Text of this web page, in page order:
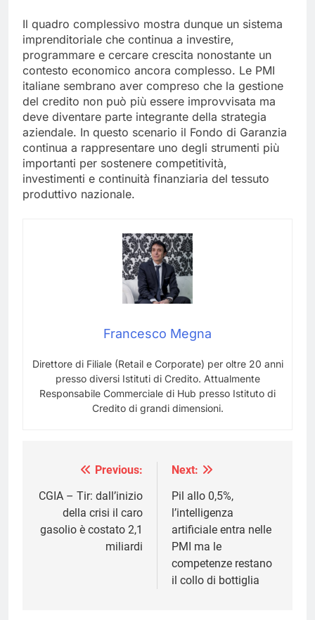
Il quadro complessivo mostra dunque un sistema
imprenditoriale che continua a investire,
programmare e cercare crescita nonostante un
contesto economico ancora complesso. Le PMI
italiane sembrano aver compreso che la gestione
del credito non può più essere improvvisata ma
deve diventare parte integrante della strategia
aziendale. In questo scenario il Fondo di Garanzia
continua a rappresentare uno degli strumenti più
importanti per sostenere competitività,
investimenti e continuità finanziaria del tessuto
produttivo nazionale.
Francesco Megna
Direttore di Filiale (Retail e Corporate) per oltre 20 anni
presso diversi Istituti di Credito. Attualmente
Responsabile Commerciale di Hub presso Istituto di
Credito di grandi dimensioni.
Navigazione
articoli
Previous:
CGIA – Tir: dall’inizio
della crisi il caro
gasolio è costato 2,1
miliardi
Next:
Pil allo 0,5%,
l’intelligenza
artificiale entra nelle
PMI ma le
competenze restano
il collo di bottiglia